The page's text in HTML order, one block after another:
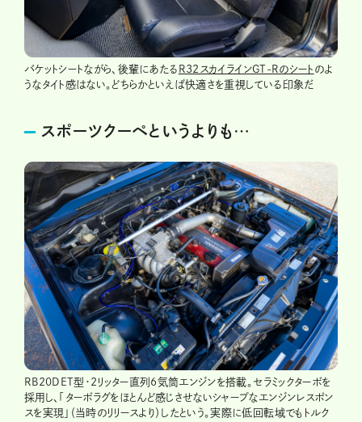
バケットシートながら、後輩にあたる R32スカイラインGT-Rのシート のよ
うなタイト感はない。どちらかといえば快適さを重視している印象だ
スポーツクーペというよりも…
RB20DET型・2リッター直列6気筒エンジンを搭載。セラミックターボを
採用し、「ターボラグをほとんど感じさせないシャープなエンジンレスポン
スを実現」（当時のリリースより）したという。実際に低回転域でもトルク